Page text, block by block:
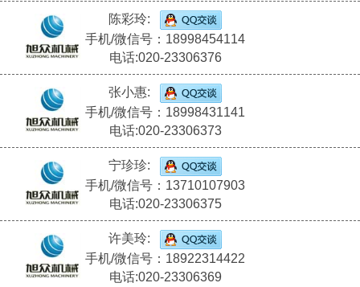
陈彩玲:
手机/微信号：18998454114
电话:020-23306376
张小惠:
手机/微信号：18998431141
电话:020-23306373
宁珍珍:
手机/微信号：13710107903
电话:020-23306375
许美玲:
手机/微信号：18922314422
电话:020-23306369